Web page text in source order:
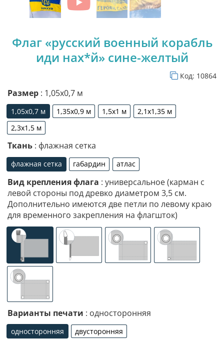
Флаг «русский военный корабль
иди нах*й» сине-желтый
Код: 10864
Размер : 1,05х0,7 м
1,05х0,7 м
1,05х0,7 м
1,35х0,9 м
1,35х0,9 м
1,5х1 м
1,5х1 м
2,1х1,35 м
2,1х1,35 м
2,3х1,5 м
2,3х1,5 м
Ткань : флажная сетка
флажная сетка
флажная сетка
габардин
габардин
атлас
атлас
Вид крепления флага : универсальное (карман с
левой стороны под древко диаметром 3,5 см.
Дополнительно имеются две петли по левому краю
для временного закрепления на флагшток)
Варианты печати : односторонняя
односторонняя двусторонняя